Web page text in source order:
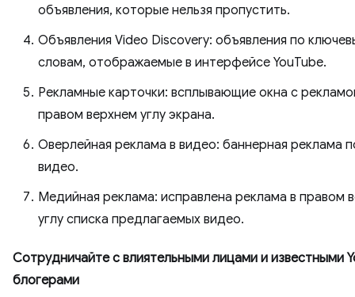
объявления, которые нельзя пропустить.
Объявления Video Discovery: объявления по
словам, отображаемые в интерфейсе YouTube.
Рекламные карточки: всплывающие окна с
правом верхнем углу экрана.
Оверлейная реклама в видео: баннерная реклама
видео.
Медийная реклама: исправлена ​​реклама в правом
углу списка предлагаемых видео.
Сотрудничайте с влиятельными лицами и известными
блогерами